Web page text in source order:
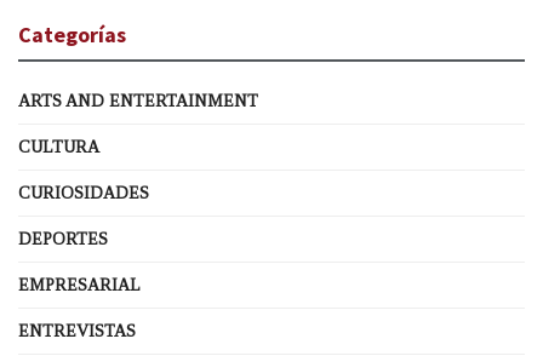
Categorías
ARTS AND ENTERTAINMENT
CULTURA
CURIOSIDADES
DEPORTES
EMPRESARIAL
ENTREVISTAS